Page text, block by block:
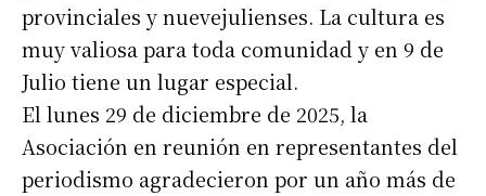
provinciales y nuevejulienses. La cultura es
muy valiosa para toda comunidad y en 9 de
Julio tiene un lugar especial.
El lunes 29 de diciembre de 2025, la
Asociación en reunión en representantes del
periodismo agradecieron por un año más de